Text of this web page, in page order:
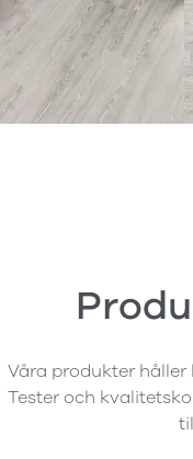
Våra produkter
Tester och